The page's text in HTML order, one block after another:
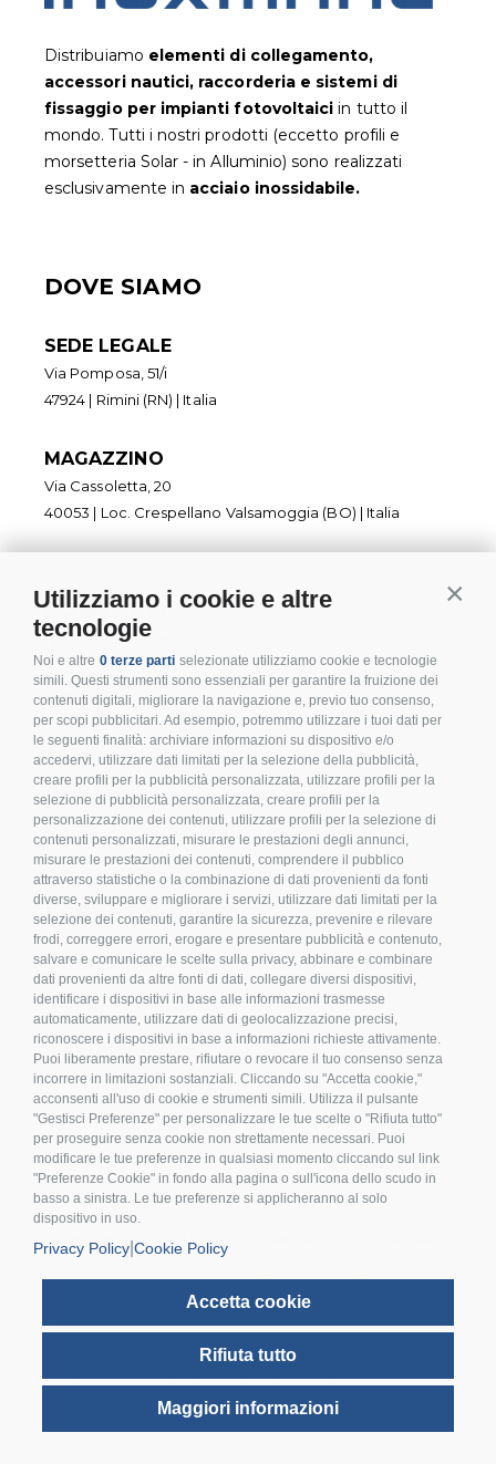
Utilizziamo i cookie e altre
tecnologie
Noi e altre 0 terze parti selezionate utilizziamo cookie e tecnologie
simili. Questi strumenti sono essenziali per garantire la fruizione dei
contenuti digitali, migliorare la navigazione e, previo tuo consenso,
per scopi pubblicitari. Ad esempio, potremmo utilizzare i tuoi dati per
le seguenti finalità: archiviare informazioni su dispositivo e/o
accedervi, utilizzare dati limitati per la selezione della pubblicità,
creare profili per la pubblicità personalizzata, utilizzare profili per la
selezione di pubblicità personalizzata, creare profili per la
personalizzazione dei contenuti, utilizzare profili per la selezione di
contenuti personalizzati, misurare le prestazioni degli annunci,
misurare le prestazioni dei contenuti, comprendere il pubblico
attraverso statistiche o la combinazione di dati provenienti da fonti
diverse, sviluppare e migliorare i servizi, utilizzare dati limitati per la
selezione dei contenuti, garantire la sicurezza, prevenire e rilevare
frodi, correggere errori, erogare e presentare pubblicità e contenuto,
salvare e comunicare le scelte sulla privacy, abbinare e combinare
dati provenienti da altre fonti di dati, collegare diversi dispositivi,
identificare i dispositivi in base alle informazioni trasmesse
automaticamente, utilizzare dati di geolocalizzazione precisi,
riconoscere i dispositivi in base a informazioni richieste attivamente.
Puoi liberamente prestare, rifiutare o revocare il tuo consenso senza
incorrere in limitazioni sostanziali. Cliccando su "Accetta cookie,"
acconsenti all'uso di cookie e strumenti simili. Utilizza il pulsante
"Gestisci Preferenze" per personalizzare le tue scelte o "Rifiuta tutto"
per proseguire senza cookie non strettamente necessari. Puoi
modificare le tue preferenze in qualsiasi momento cliccando sul link
"Preferenze Cookie" in fondo alla pagina o sull'icona dello scudo in
basso a sinistra. Le tue preferenze si applicheranno al solo
dispositivo in uso.
Privacy Policy| Cookie Policy
Accetta cookie
Rifiuta tutto
Maggiori informazioni
Distribuiamo elementi di collegamento,
accessori nautici, raccorderia e sistemi di
fissaggio per impianti fotovoltaici in tutto il
mondo. Tutti i nostri prodotti (eccetto profili e
morsetteria Solar - in Alluminio) sono realizzati
esclusivamente in acciaio inossidabile.
DOVE SIAMO
SEDE LEGALE
Via Pomposa, 51/i
47924 | Rimini (RN) | Italia
MAGAZZINO
Via Cassoletta, 20
40053 | Loc. Crespellano Valsamoggia (BO) | Italia
CONTATTI
+ 39 0541 794 444
info@inoxmare.it
SEGUICI
LEGALE E PRIVACY
>Condizioni d’acquisto
>Privacy policy
>Cookies
>Compliance
>FAQ
>Etichettatura Ambientale
Inox Mare S.r.l. | P.Iva IT 03155230406 | Cod. fiscale 02980000232 | Cod.
02980000232 | Cap.soc. 26.000,00 i.v. | Socio Unico | R.E.A n. 277754
© Inox Mare Srl 2025. All Rights Reserved | Copyright Whitech Srl |
Credits - Icons by Icons8